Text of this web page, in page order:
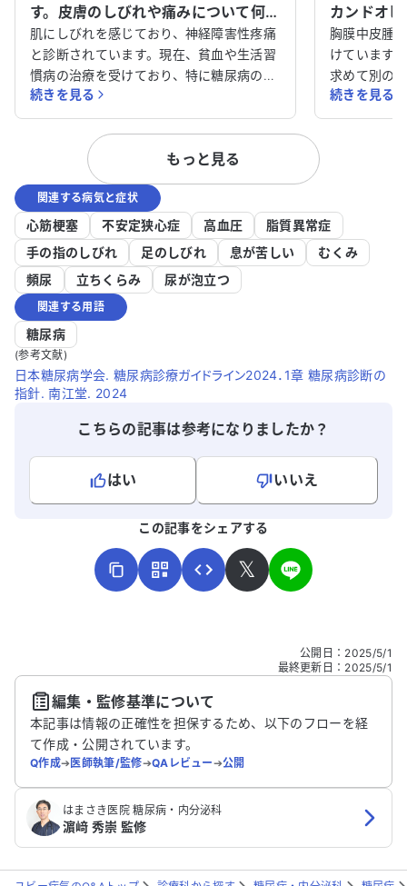
す。皮膚のしびれや痛みについて何科
を受診すべきか教えてください。
肌にしびれを感じており、神経障害性疼痛
と診断されています。現在、貧血や生活習
慣病の治療を受けており、特に糖尿病の治
療を続けています。皮膚のしびれや痛み、
ほてりが半年以上改善せず、非常に困って
います。アレルギーはありません。 この症
状に対して、どの科を受診すべきか迷って
います。皮膚のしびれや痛みが続く原因を
詳しく知りたいですし、適切な治療法があ
れば教えていただきたいです。どのように
対処すれば良いのか、アドバイスをいただ
けると助かります。
続きを見る
カンドオ
談させて
胸膜中皮腫
けています
求めて別の
が、体力が
らの治療方針
イスをいた
続きを見る
もっと見る
関連する病気と症状
心筋梗塞 不安定狭心症 高血圧
脂質異常症
手の指のしびれ
足のしびれ 息が苦しい
むくみ
頻尿
立ちくらみ 尿が泡立つ
関連する用語
糖尿病
(参考文献)
日本糖尿病学会. 糖尿病診療ガイドライン2024．1章 糖尿病診断の
指針. 南江堂. 2024
こちらの記事は参考になりましたか？
はい
いいえ
こちらは送信専用のフォームです。氏名やご自身の病気の詳細な
送信する
この記事をシェアする
𝕏
公開日 ： 2025/5/1
最終更新日 ： 2025/5/1
編集・監修基準について
本記事は情報の正確性を担保するため、以下のフローを経
て作成・公開されています。
Q作成➔医師執筆/監修➔QAレビュー➔公開
はまさき医院 糖尿病・内分泌科
濵﨑 秀崇 監修